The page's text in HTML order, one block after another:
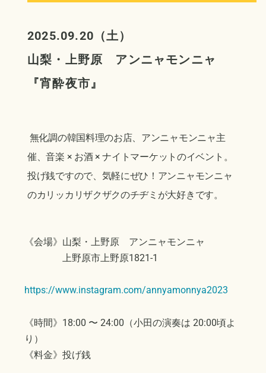
2025.09.20（土）
山梨・上野原 アンニャモンニャ
『宵酔夜市』
無化調の韓国料理のお店、アンニャモンニャ主
催、音楽 × お酒 × ナイトマーケットのイベント。
投げ銭ですので、気軽にぜひ！アンニャモンニャ
のカリッカリザクザクのチヂミが大好きです。
《会場》山梨・上野原 アンニャモンニャ
上野原市上野原1821-1
https://www.instagram.com/annyamonnya2023
《時間》18:00 〜 24:00（小田の演奏は 20:00頃よ
り）
《料金》投げ銭